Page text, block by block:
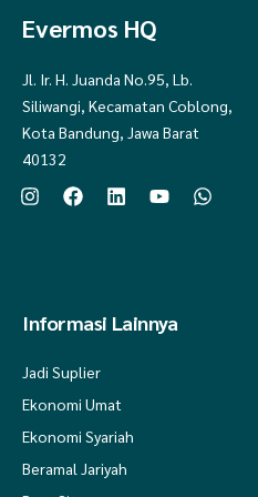
Evermos HQ
Jl. Ir. H. Juanda No.95, Lb.
Siliwangi, Kecamatan Coblong,
Kota Bandung, Jawa Barat
40132
Informasi Lainnya
Jadi Suplier
Ekonomi Umat
Ekonomi Syariah
Beramal Jariyah